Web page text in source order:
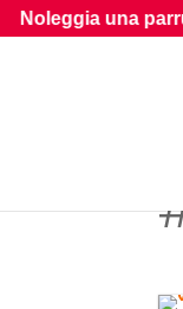
una parrucca